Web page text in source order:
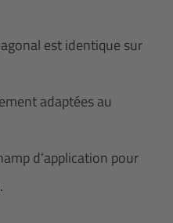
est identique sur
adaptées au
d’application pour